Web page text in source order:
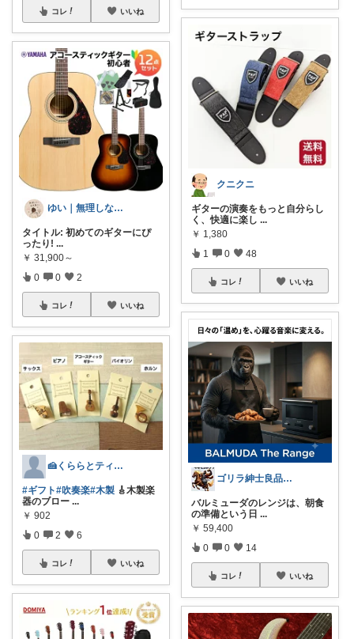
コレ いいね
ゆい｜無理しない在宅暮らし
タイトル: 初めてのギターにぴ
ったり! ...
￥ 31,900～
0 0 2
コレ いいね
🍰くららとティーカップ☕5日感謝！💐
#ギフト#吹奏楽#木製 🎸木製楽
器のブロー ...
￥ 902
0 2 6
コレ いいね
クニクニ
ギターの演奏をもっと自分らし
く、快適に楽し ...
￥ 1,380
1 0 48
コレ いいね
ゴリラ紳士良品図鑑🦍経由購入感謝です！
バルミューダのレンジは、朝食
の準備という日 ...
￥ 59,400
0 0 14
コレ いいね